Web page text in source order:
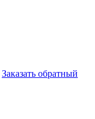
Заказать обратный